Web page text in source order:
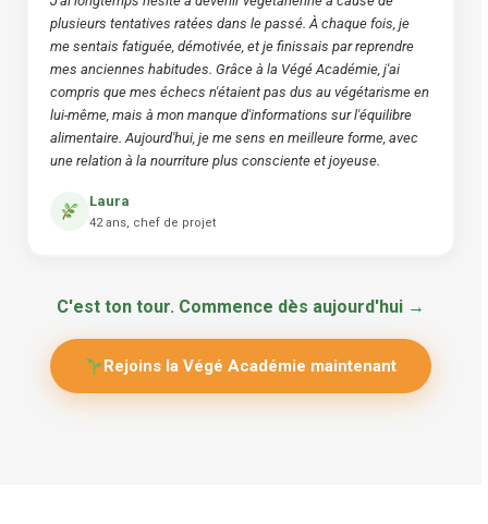
plusieurs tentatives ratées dans le passé. À chaque fois, je
me sentais fatiguée, démotivée, et je finissais par reprendre
mes anciennes habitudes. Grâce à la Végé Académie, j'ai
compris que mes échecs n'étaient pas dus au végétarisme en
lui-même, mais à mon manque d'informations sur l'équilibre
alimentaire. Aujourd'hui, je me sens en meilleure forme, avec
une relation à la nourriture plus consciente et joyeuse.
Laura
42 ans, chef de projet
C'est ton tour. Commence dès aujourd'hui →
Rejoins la Végé Académie maintenant